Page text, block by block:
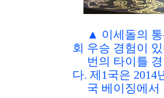
▲ 이세돌의 통
회 우승 경험이
번의 타이틀 경
다. 제1국은 2014
국 베이징에서